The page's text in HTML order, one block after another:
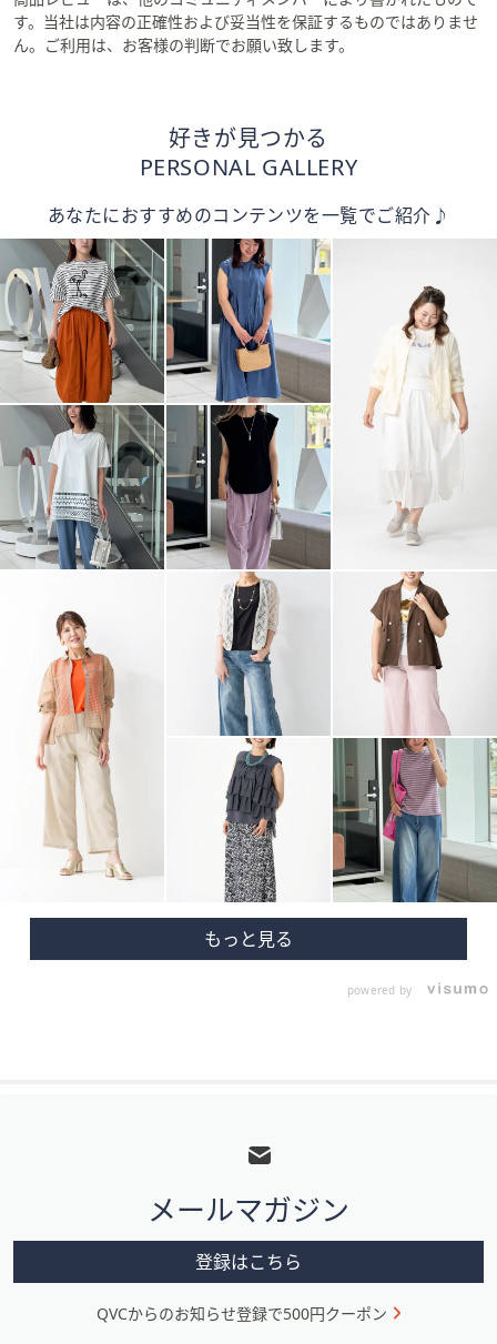
す。当社は内容の正確性および妥当性を保証するものではありませ
ん。ご利用は、お客様の判断でお願い致します。
好きが見つかる
PERSONAL GALLERY
あなたにおすすめのコンテンツを一覧でご紹介♪
powered by
メ
ニ
メールマガジン
登録はこちら
QVCからのお知らせ登録で500円クーポン